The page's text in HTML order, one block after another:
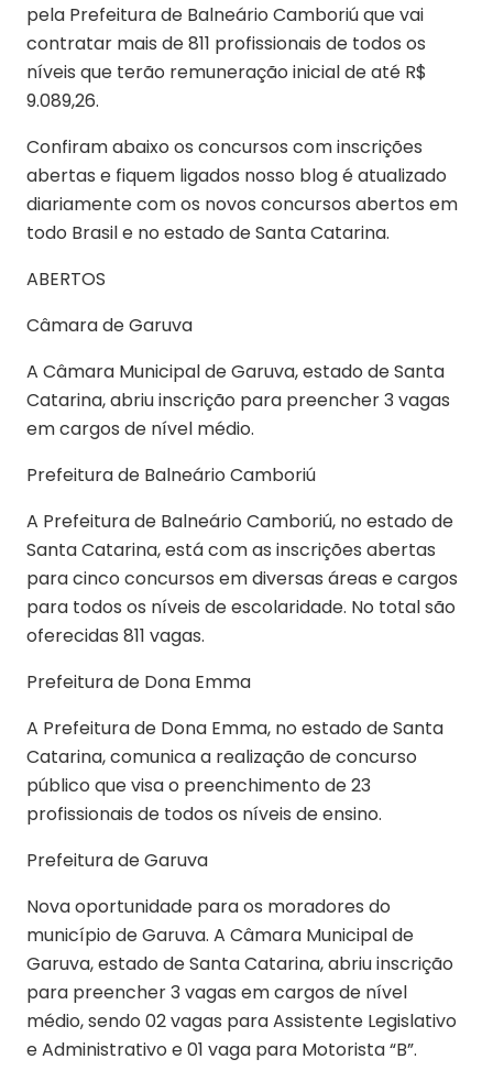
pela Prefeitura de Balneário Camboriú que vai
contratar mais de 811 profissionais de todos os
níveis que terão remuneração inicial de até R$
9.089,26.
Confiram abaixo os concursos com inscrições
abertas e fiquem ligados nosso blog é atualizado
diariamente com os novos concursos abertos em
todo Brasil e no estado de Santa Catarina.
ABERTOS
Câmara de Garuva
A Câmara Municipal de Garuva, estado de Santa
Catarina, abriu inscrição para preencher 3 vagas
em cargos de nível médio.
Prefeitura de Balneário Camboriú
A Prefeitura de Balneário Camboriú, no estado de
Santa Catarina, está com as inscrições abertas
para cinco concursos em diversas áreas e cargos
para todos os níveis de escolaridade. No total são
oferecidas 811 vagas.
Prefeitura de Dona Emma
A Prefeitura de Dona Emma, no estado de Santa
Catarina, comunica a realização de concurso
público que visa o preenchimento de 23
profissionais de todos os níveis de ensino.
Prefeitura de Garuva
Nova oportunidade para os moradores do
município de Garuva. A Câmara Municipal de
Garuva, estado de Santa Catarina, abriu inscrição
para preencher 3 vagas em cargos de nível
médio, sendo 02 vagas para Assistente Legislativo
e Administrativo e 01 vaga para Motorista “B”.